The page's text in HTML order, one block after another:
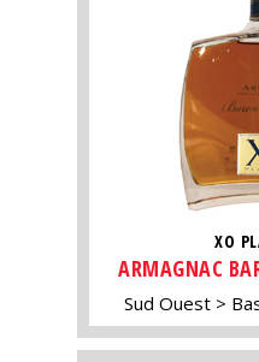
XO
ARMAGNAC
Sud Ouest